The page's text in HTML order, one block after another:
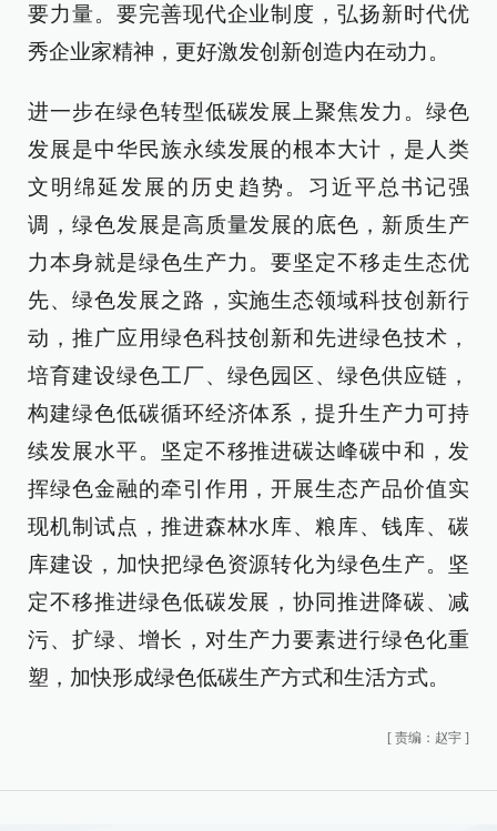
要力量。要完善现代企业制度，弘扬新时代优
秀企业家精神，更好激发创新创造内在动力。
进一步在绿色转型低碳发展上聚焦发力。绿色
发展是中华民族永续发展的根本大计，是人类
文明绵延发展的历史趋势。习近平总书记强
调，绿色发展是高质量发展的底色，新质生产
力本身就是绿色生产力。要坚定不移走生态优
先、绿色发展之路，实施生态领域科技创新行
动，推广应用绿色科技创新和先进绿色技术，
培育建设绿色工厂、绿色园区、绿色供应链，
构建绿色低碳循环经济体系，提升生产力可持
续发展水平。坚定不移推进碳达峰碳中和，发
挥绿色金融的牵引作用，开展生态产品价值实
现机制试点，推进森林水库、粮库、钱库、碳
库建设，加快把绿色资源转化为绿色生产。坚
定不移推进绿色低碳发展，协同推进降碳、减
污、扩绿、增长，对生产力要素进行绿色化重
塑，加快形成绿色低碳生产方式和生活方式。
[ 责编：赵宇 ]